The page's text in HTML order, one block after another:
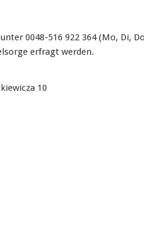
0048-516 922 364 (Mo, Di,
erfragt werden.
10